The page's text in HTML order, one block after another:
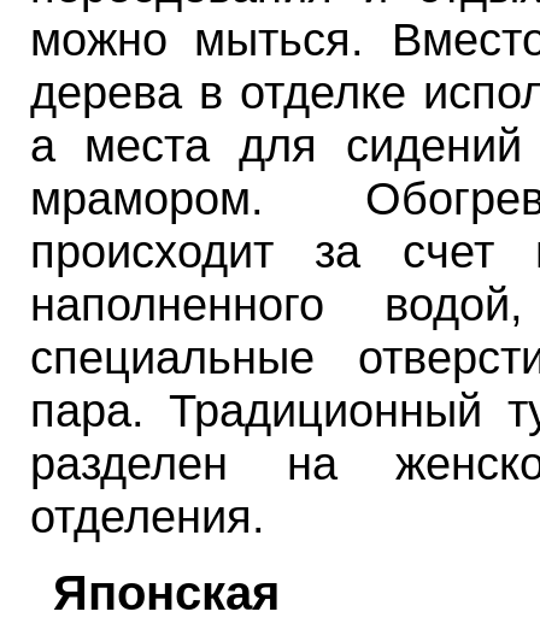
можно мыться.
дерева в отделке
а места для сидений
мрамором.
происходит за счет
наполненного
специальные
пара. Традиционный
разделен на
отделения.
Японская